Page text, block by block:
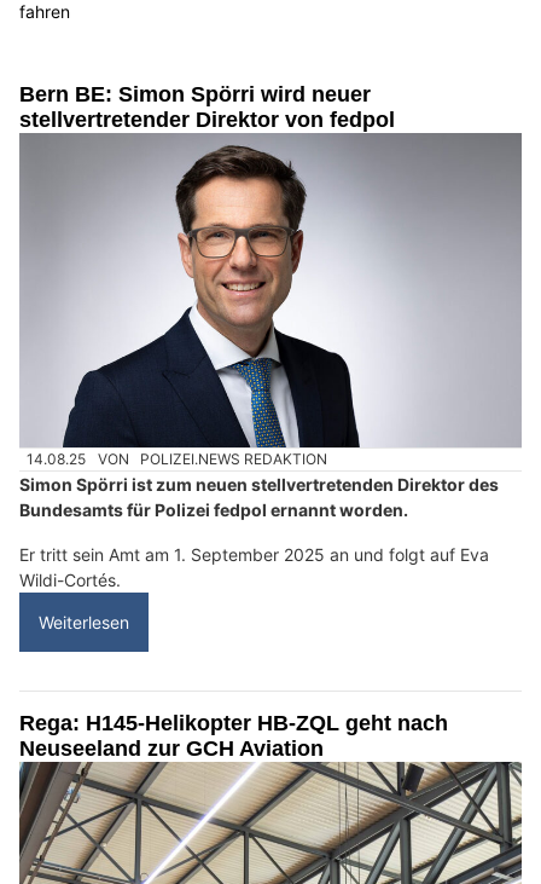
fahren
Bern BE: Simon Spörri wird neuer
stellvertretender Direktor von fedpol
14.08.25 VON POLIZEI.NEWS REDAKTION
Simon Spörri ist zum neuen stellvertretenden Direktor des
Bundesamts für Polizei fedpol ernannt worden.
Er tritt sein Amt am 1. September 2025 an und folgt auf Eva
Wildi-Cortés.
Weiterlesen
Rega: H145-Helikopter HB-ZQL geht nach
Neuseeland zur GCH Aviation